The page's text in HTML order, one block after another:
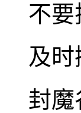
不
及
封魔